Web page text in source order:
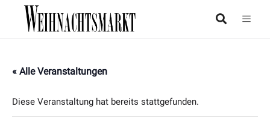
« Alle Veranstaltungen
Diese Veranstaltung hat bereits stattgefunden.